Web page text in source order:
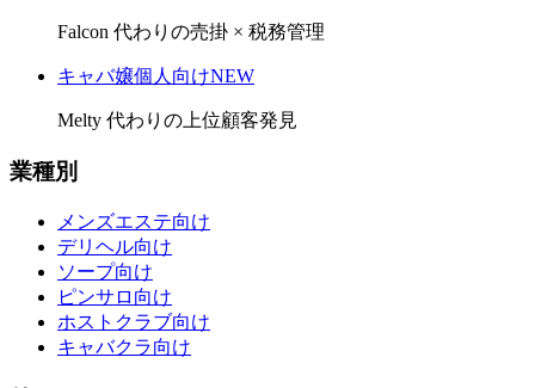
Falcon 代わりの売掛 × 税務管理
キャバ嬢個人向けNEW
Melty 代わりの上位顧客発見
業種別
メンズエステ向け
デリヘル向け
ソープ向け
ピンサロ向け
ホストクラブ向け
キャバクラ向け